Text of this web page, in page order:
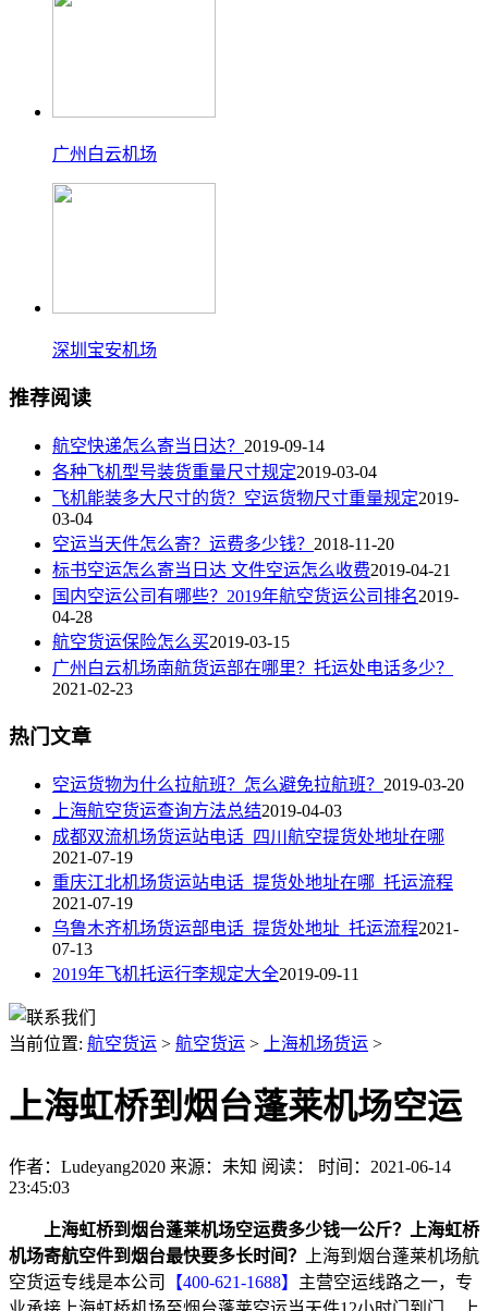
广州白云机场
深圳宝安机场
推荐阅读
航空快递怎么寄当日达？ 2019-09-14
各种飞机型号装货重量尺寸规定2019-03-04
飞机能装多大尺寸的货？空运货物尺寸重量规定2019-
03-04
空运当天件怎么寄？运费多少钱？ 2018-11-20
标书空运怎么寄当日达 文件空运怎么收费2019-04-21
国内空运公司有哪些？2019年航空货运公司排名2019-
04-28
航空货运保险怎么买2019-03-15
广州白云机场南航货运部在哪里？托运处电话多少？
2021-02-23
热门文章
空运货物为什么拉航班？怎么避免拉航班？ 2019-03-20
上海航空货运查询方法总结2019-04-03
成都双流机场货运站电话_四川航空提货处地址在哪
2021-07-19
重庆江北机场货运站电话_提货处地址在哪_托运流程
2021-07-19
乌鲁木齐机场货运部电话_提货处地址_托运流程2021-
07-13
2019年飞机托运行李规定大全2019-09-11
当前位置: 航空货运 > 航空货运 > 上海机场货运 >
上海虹桥到烟台蓬莱机场空运
作者：Ludeyang2020 来源：未知 阅读：
时间：2021-06-14
23:45:03
上海虹桥到烟台蓬莱机场空运费多少钱一公斤？上海虹桥
机场寄航空件到烟台最快要多长时间？
上海到烟台蓬莱机场航
空货运专线是本公司
【400-621-1688】 主营空运线路之一，专